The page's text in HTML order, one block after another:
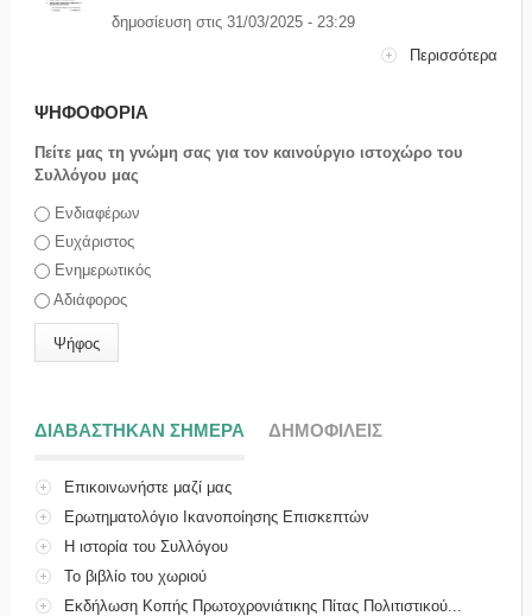
δημοσίευση στις 31/03/2025 - 23:29
Περισσότερα
ΨΗΦΟΦΟΡΙΑ
Πείτε μας τη γνώμη σας για τον καινούργιο ιστοχώρο του
Συλλόγου μας
Επιλογές
Ενδιαφέρων
Ευχάριστος
Ενημερωτικός
Αδιάφορος
ΔΙΑΒΑΣΤΗΚΑΝ ΣΗΜΕΡΑ (ΕΝΕΡΓΗ ΚΑΡΤΕΛΑ)
ΔΗΜΟΦΙΛΕΙΣ
Επικοινωνήστε μαζί μας
Ερωτηματολόγιο Ικανοποίησης Επισκεπτών
Η ιστορία του Συλλόγου
Το βιβλίο του χωριού
Εκδήλωση Κοπής Πρωτοχρονιάτικης Πίτας Πολιτιστικού...